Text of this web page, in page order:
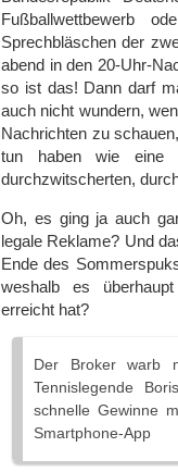
Fußballwettbewerb
Sprechbläschen der
abend in den 20-Uhr-
so ist das! Dann darf
auch nicht wundern,
Nachrichten zu
tun haben wie eine
durchzwitscherten,
Oh, es ging ja auch
legale Reklame? Und
Ende des
weshalb es
erreicht hat?
Der Broker warb
Tennislegende
schnelle Gewinne
Smartphone-App